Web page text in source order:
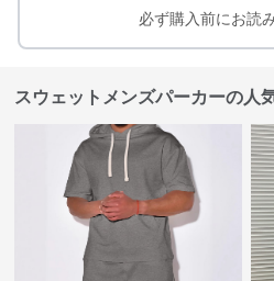
必ず購入前にお読
スウェットメンズパーカーの人